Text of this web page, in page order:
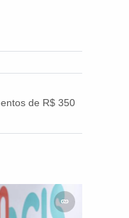
de R$ 350